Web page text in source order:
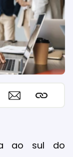
ao sul do